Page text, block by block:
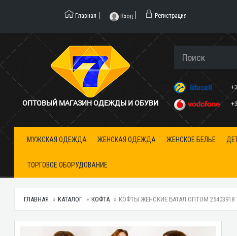
Главная Вход Регистрация
ОПТОВЫЙ МАГАЗИН ОДЕЖДЫ И ОБУВИ
МУЖСКАЯ ОДЕЖДА ЖЕНСКАЯ ОДЕЖДА ЖЕНСКОЕ БЕЛЬЕ
ТОРГОВОЕ ОБОРУДОВАНИЕ
ГЛАВНАЯ КАТАЛОГ КОФТА КОФТЫ ЖЕНСКИЕ БАТАЛ ОПТОМ 25403918